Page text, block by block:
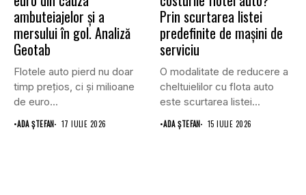
ambuteiajelor și a
mersului în gol. Analiză
Geotab
Flotele auto pierd nu doar
timp prețios, ci și milioane
de euro...
•ADA ȘTEFAN 17 IULIE 2026
Prin scurtarea listei
predefinite de mașini de
serviciu
O modalitate de reducere a
cheltuielilor cu flota auto
este scurtarea listei...
•ADA ȘTEFAN 15 IULIE 2026